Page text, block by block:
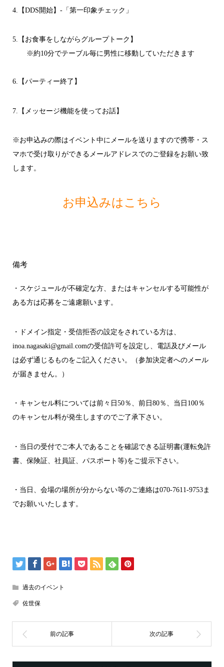
4.【DDS開始】-「第一印象チェック」
5.【お食事をしながらグループトーク】
※約10分でテーブル毎に男性に移動していただきます
6.【パーティー終了】
7.【メッセージ機能を使ってお話】
※お申込みの際はイベント中にメールを送りますので携帯・ス
マホで受け取りができるメールアドレスでのご登録をお願い致
します。
お申込みはこちら
備考
・スケジュールが不確定な方、またはキャンセルする可能性が
ある方は応募をご遠慮願います。
・ドメイン指定・受信拒否の設定をされている方は、
inoa.nagasaki@gmail.comの受信許可を設定し、電話及びメール
は必ず通じるものをご記入ください。（参加決定者へのメール
が届きません。）
・キャンセル料については前々日50％、前日80％、当日100％
のキャンセル料が発生しますのでご了承下さい。
・当日の受付でご本人であることを確認できる証明書(運転免許
書、保険証、社員証、パスポート等)をご提示下さい。
・当日、会場の場所が分からない等のご連絡は070-7611-9753ま
でお願いいたします。
過去のイベント
佐世保